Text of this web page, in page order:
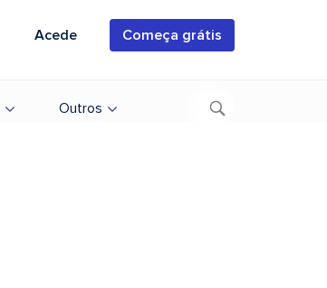
Acede Começa grátis
Outros